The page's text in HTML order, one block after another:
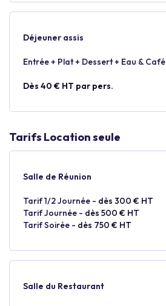
Déjeuner assis
Entrée + Plat + Dessert + Eau & Café
Dès 40 € HT par pers.
Tarifs Location seule
Salle de Réunion
Tarif 1/2 Journée - dès 300 € HT
Tarif Journée - dès 500 € HT
Tarif Soirée - dès 750 € HT
Salle du Restaurant